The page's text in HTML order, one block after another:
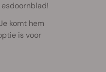
komt hem
is voor